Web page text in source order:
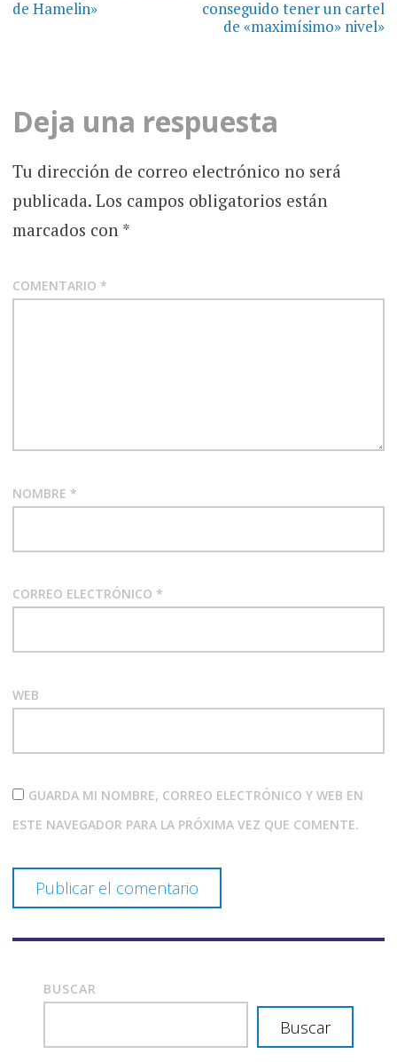
entradas
de Hamelin»
conseguido tener un cartel
de «maximísimo» nivel»
Deja una respuesta
Tu dirección de correo electrónico no será
publicada. Los campos obligatorios están
marcados con *
COMENTARIO *
NOMBRE *
CORREO ELECTRÓNICO *
WEB
GUARDA MI NOMBRE, CORREO ELECTRÓNICO Y WEB EN
ESTE NAVEGADOR PARA LA PRÓXIMA VEZ QUE COMENTE.
BUSCAR
Buscar